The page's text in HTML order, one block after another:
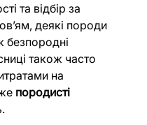
та відбір за
деякі породи
безпородні
також часто
на
породисті